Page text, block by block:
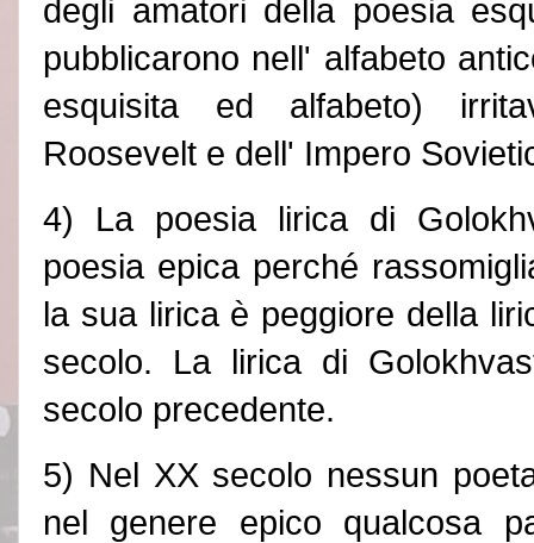
degli amatori della poesia
pubblicarono nell' alfabeto
esquisita ed alfabeto)
Roosevelt e dell' Impero
4) La poesia lirica di
poesia epica perché
la sua lirica è peggiore della
secolo. La lirica di
secolo precedente.
5) Nel XX secolo nessun
nel genere epico qualcosa